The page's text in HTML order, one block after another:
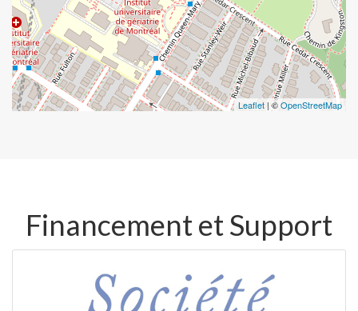
Leaflet | ©OpenStreetMap
Financement et Support